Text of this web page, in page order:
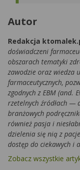
Autor
Redakcja
doświadczeni
obszarach tematyki
zawodzie oraz wiedza
farmaceutycznych,
zgodnych z EBM (and.
rzetelnych źródłach —
branżowych
również pasja i
dzielenia się nią z
dostęp do ciekawych i
Zobacz wszystkie